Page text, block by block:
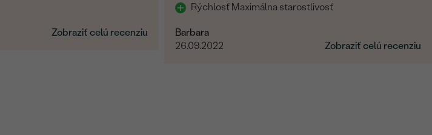
Zobraziť celú recenziu
Rýchlosť Maximálna starostlivosť
Barbara
26.09.2022
Zobraziť celú recenziu